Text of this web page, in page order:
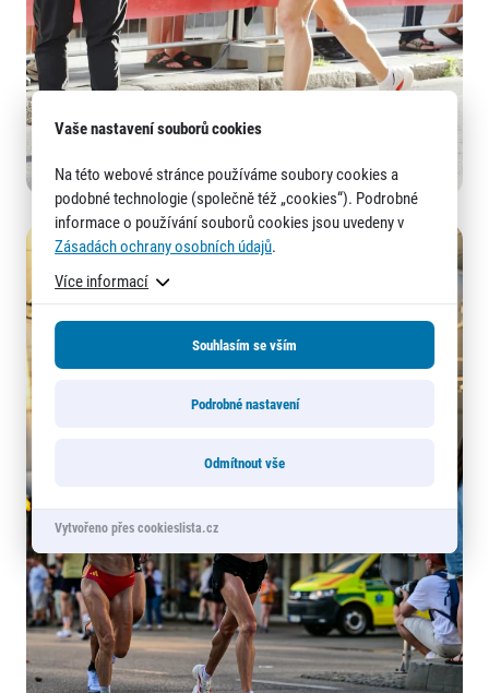
Vaše nastavení souborů cookies
Na této webové stránce používáme soubory cookies a
podobné technologie (společně též „cookies“). Podrobné
informace o používání souborů cookies jsou uvedeny v
Zásadách ochrany osobních údajů.
Více informací
Souhlasím se vším
Podrobné nastavení
Odmítnout vše
Vytvořeno přes cookieslista.cz